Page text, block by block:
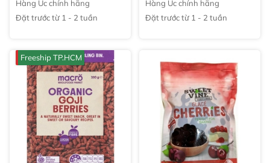
Hàng Úc chính hãng
Đặt trước từ 1 - 2 tuần
Hàng Úc chính hãng
Đặt trước từ 1 - 2 tuần
Freeship TP.HCM